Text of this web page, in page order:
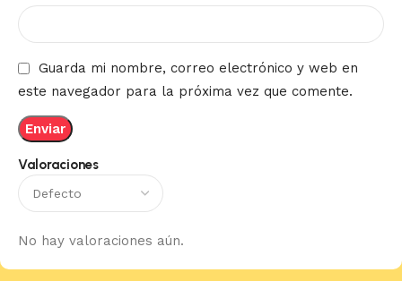
Valoraciones
No hay valoraciones aún.
Guarda mi nombre, correo electrónico y web en
este navegador para la próxima vez que comente.